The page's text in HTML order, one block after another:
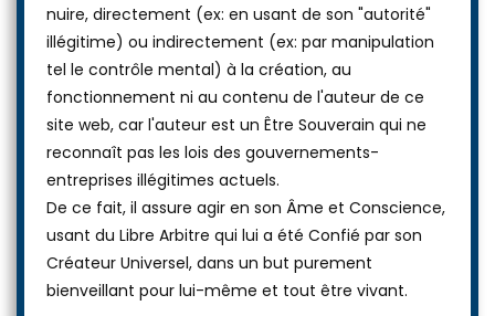
nuire, directement (ex: en usant de son "autorité"
illégitime) ou indirectement (ex: par manipulation
tel le contrôle mental) à la création, au
fonctionnement ni au contenu de l'auteur de ce
site web, car l'auteur est un Être Souverain qui ne
reconnaît pas les lois des gouvernements-
entreprises illégitimes actuels.
De ce fait, il assure agir en son Âme et Conscience,
usant du Libre Arbitre qui lui a été Confié par son
Créateur Universel, dans un but purement
bienveillant pour lui-même et tout être vivant.